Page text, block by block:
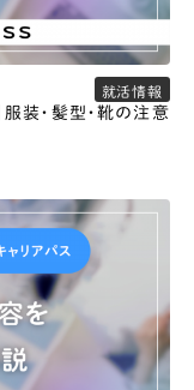
就活情報
装・髪型・靴の注意